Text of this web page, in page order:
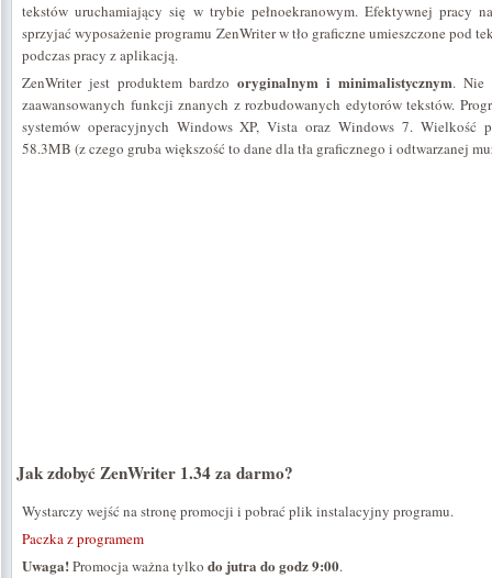
tekstów uruchamiający się w trybie pełnoekranowym. Efektywnej pracy
sprzyjać wyposażenie programu ZenWriter w tło graficzne umieszczone pod
podczas pracy z aplikacją.
ZenWriter jest produktem bardzooryginalnym i minimalistycznym. Nie
zaawansowanych funkcji znanych z rozbudowanych edytorów tekstów.
systemów operacyjnych Windows XP, Vista oraz Windows 7.
58.3MB (z czego gruba większość to dane dla tła graficznego i odtwarzanej
Jak zdobyć ZenWriter 1.34 za darmo?
Wystarczy wejść na stronę promocji i pobrać plik instalacyjny programu.
Paczka z programem
Uwaga!Promocja ważna tylko do jutra do godz 9:00.